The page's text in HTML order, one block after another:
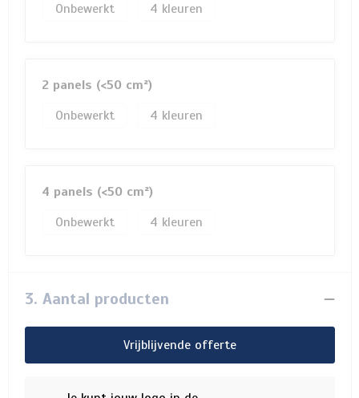
Onbewerkt
4
2 panels (<50 cm²)
Onbewerkt
4
4 panels (<50 cm²)
Onbewerkt
4
3. Aantal producten
Vrijblijvende offerte